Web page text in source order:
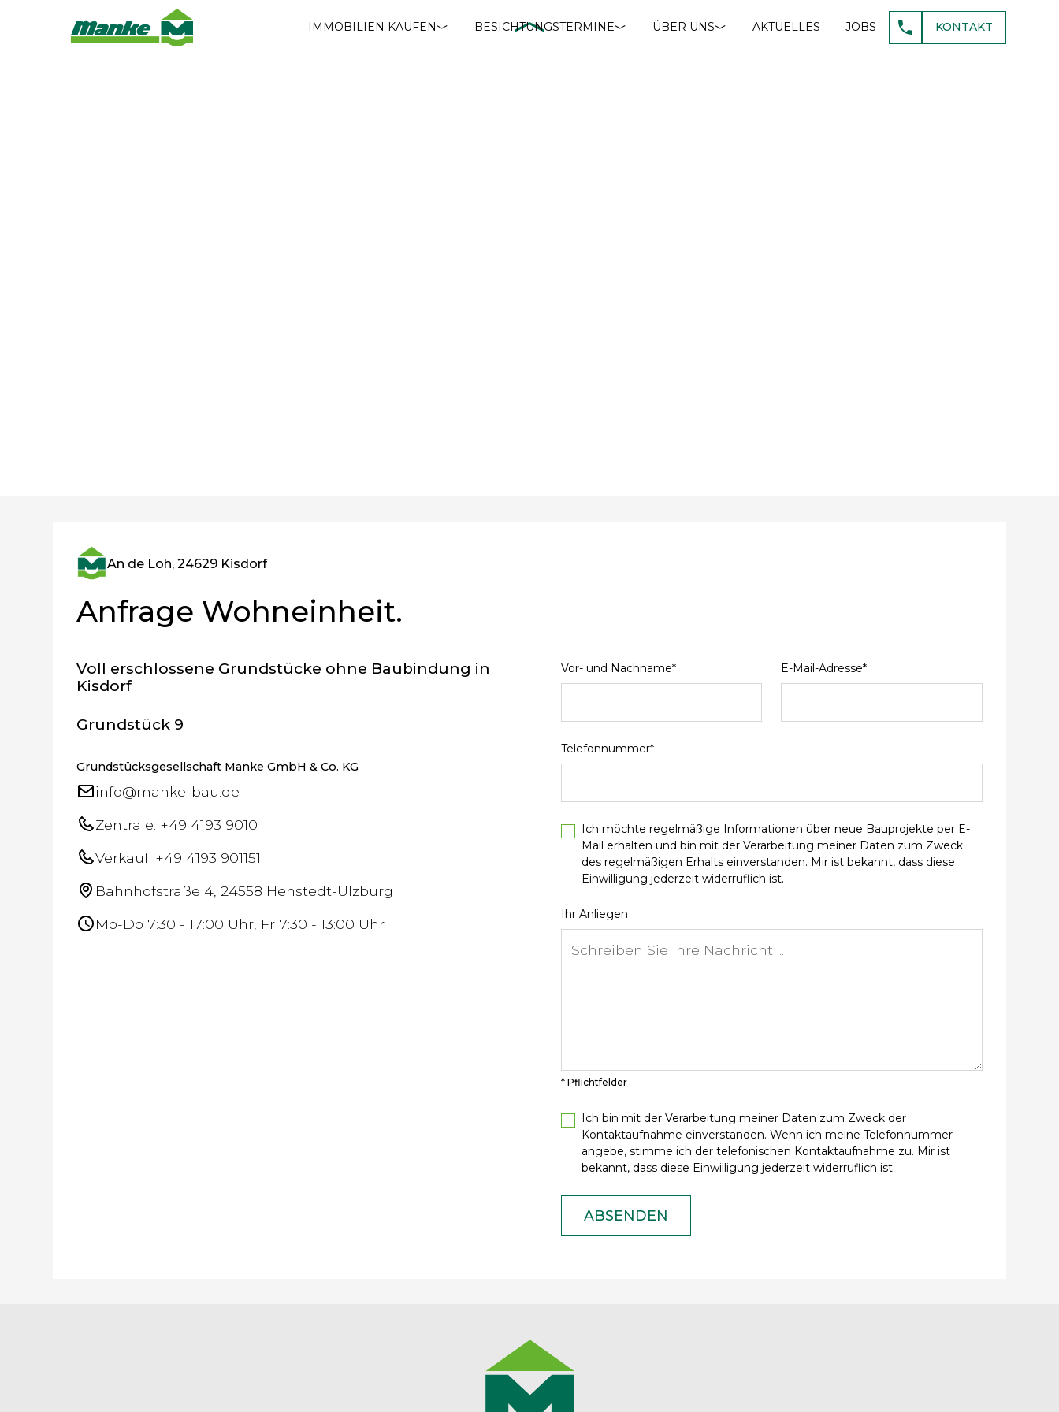
IMMOBILIEN KAUFEN BESICHTUNGSTERMINE ÜBER UNS AKTUELLES JOBS KONTAKT
An de Loh, 24629 Kisdorf
Anfrage Wohneinheit.
Voll erschlossene Grundstücke ohne Baubindung in
Kisdorf
Grundstück 9
Grundstücksgesellschaft Manke GmbH & Co. KG
info@manke-bau.de
Zentrale: +49 4193 9010
Verkauf: +49 4193 901151
Bahnhofstraße 4, 24558 Henstedt-Ulzburg
Mo-Do 7:30 - 17:00 Uhr, Fr 7:30 - 13:00 Uhr
Vor- und Nachname* E-Mail-Adresse*
Telefonnummer*
Ich möchte regelmäßige Informationen über neue Bauprojekte per E-
Mail erhalten und bin mit der Verarbeitung meiner Daten zum Zweck
des regelmäßigen Erhalts einverstanden. Mir ist bekannt, dass diese
Einwilligung jederzeit widerruflich ist.
Ihr Anliegen
* Pflichtfelder
Ich bin mit der Verarbeitung meiner Daten zum Zweck der
Kontaktaufnahme einverstanden. Wenn ich meine Telefonnummer
angebe, stimme ich der telefonischen Kontaktaufnahme zu. Mir ist
bekannt, dass diese Einwilligung jederzeit widerruflich ist.